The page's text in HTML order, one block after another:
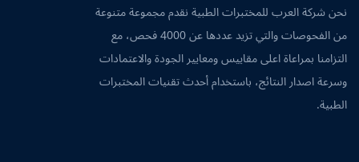
نحن شركة العرب للمختبرات الطبية نقدم مجموعة متنوعة
من الفحوصات والتي تزيد عددها عن 4000 فحص، مع
التزامنا بمراعاة اعلى مقاييس ومعايير الجودة والاعتمادات
وسرعة اصدار النتائج، باستخدام أحدث تقنيات المختبرات
الطبية.